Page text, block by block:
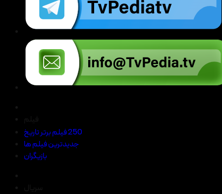
250 فیلم برتر تاریخ
جدیدترین فیلم ها
بازیگران